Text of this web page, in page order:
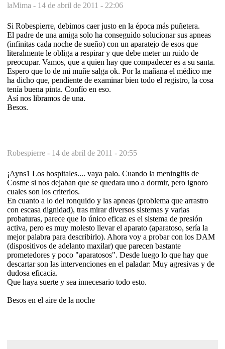
laMima - 14 de abril de 2011 - 22:06
Si Robespierre, debimos caer justo en la época más puñetera.
El padre de una amiga solo ha conseguido solucionar sus apneas
(infinitas cada noche de sueño) con un aparatejo de esos que
literalmente le obliga a respirar y que debe meter un ruido de
preocupar. Vamos, que a quien hay que compadecer es a su santa.
Espero que lo de mi muñe salga ok. Por la mañana el médico me
ha dicho que, pendiente de examinar bien todo el registro, la cosa
tenía buena pinta. Confío en eso.
Así nos libramos de una.
Besos.
Robespierre - 14 de abril de 2011 - 20:55
¡Ayns1 Los hospitales.... vaya palo. Cuando la meningitis de
Cosme si nos dejaban que se quedara uno a dormir, pero ignoro
cuales son los criterios.
En cuanto a lo del ronquido y las apneas (problema que arrastro
con escasa dignidad), tras mirar diversos sistemas y varias
probaturas, parece que lo único eficaz es el sistema de presión
activa, pero es muy molesto llevar el aparato (aparatoso, sería la
mejor palabra para describirlo). Ahora voy a probar con los DAM
(dispositivos de adelanto maxilar) que parecen bastante
prometedores y poco "aparatosos". Desde luego lo que hay que
descartar son las intervenciones en el paladar: Muy agresivas y de
dudosa eficacia.
Que haya suerte y sea innecesario todo esto.
Besos en el aire de la noche